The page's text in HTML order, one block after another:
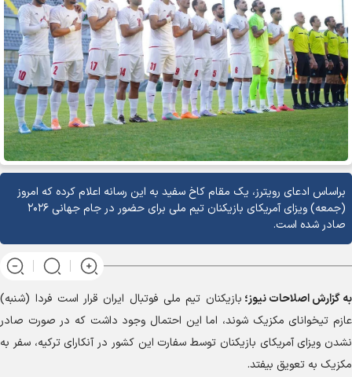
براساس ادعای رویترز، یک مقام کاخ سفید به این رسانه اعلام کرده که امروز
(جمعه) ویزای آمریکای بازیکنان تیم ملی برای حضور در جام جهانی ۲۰۲۶
صادر شده است.
به گزارشاصلاحات نیوز؛ بازیکنان تیم ملی فوتبال ایران قرار است فردا (شنبه)
عازم تیخوانای مکزیک شوند، اما این احتمال وجود داشت که در صورت صادر
نشدن ویزای آمریکای بازیکنان توسط سفارت این کشور در آنکارای ترکیه، سفر به
مکزیک به تعویق بیفتد.